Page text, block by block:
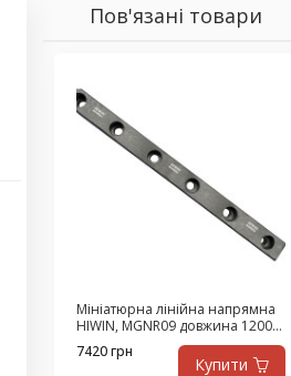
Пов'язані товари
Мініатюрна лінійна напрямна
HIWIN, MGNR09 довжина 1200
мм (Ціна з ПДВ)
7420 грн
Купити